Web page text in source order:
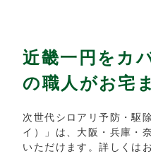
近畿一円をカ
の職人がお宅
次世代シロアリ予防・駆
イ）」は、大阪・兵庫・
いただけます。詳しくは